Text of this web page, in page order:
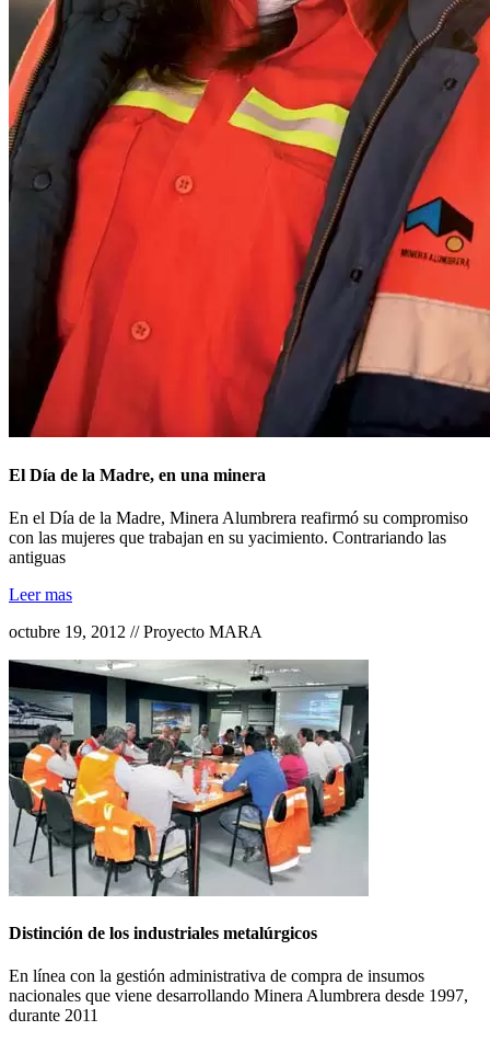
El Día de la Madre, en una minera
En el Día de la Madre, Minera Alumbrera reafirmó su compromiso
con las mujeres que trabajan en su yacimiento. Contrariando las
antiguas
Leer mas
octubre 19, 2012 // Proyecto MARA
Distinción de los industriales metalúrgicos
En línea con la gestión administrativa de compra de insumos
nacionales que viene desarrollando Minera Alumbrera desde 1997,
durante 2011